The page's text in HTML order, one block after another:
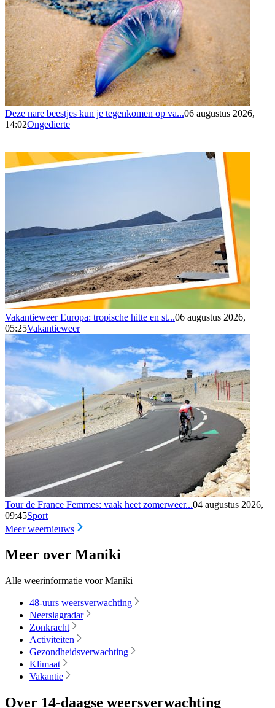
Deze nare beestjes kun je tegenkomen op va...06 augustus 2026,
14:02Ongedierte
Vakantieweer Europa: tropische hitte en st...06 augustus 2026,
05:25Vakantieweer
Tour de France Femmes: vaak heet zomerweer...04 augustus 2026,
09:45Sport
Meer weernieuws
Meer over Maniki
Alle weerinformatie voor Maniki
48-uurs weersverwachting
Neerslagradar
Zonkracht
Activiteiten
Gezondheidsverwachting
Klimaat
Vakantie
Over 14-daagse weersverwachting